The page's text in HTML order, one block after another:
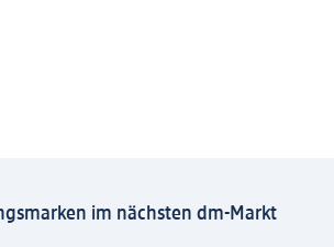
im nächsten dm-Markt